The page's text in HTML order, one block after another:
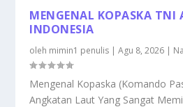
MENGENAL KOPASKA
INDONESIA
oleh mimin1 penulis |Agu 8, 2026 |
Mengenal Kopaska (Komando
Angkatan Laut Yang Sangat